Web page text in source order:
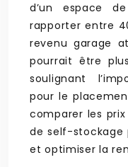
d’un espace
rapporter entre
revenu garage
pourrait être
soulignant
pour le
comparer les
de self-
et optimiser la